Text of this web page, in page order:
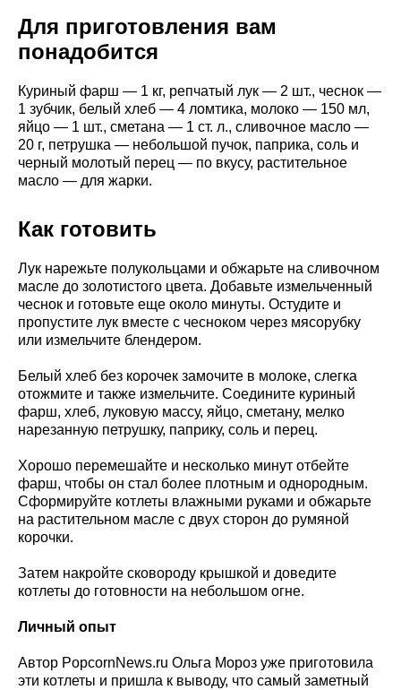
Для приготовления вам
понадобится
Куриный фарш — 1 кг, репчатый лук — 2 шт., чеснок —
1 зубчик, белый хлеб — 4 ломтика, молоко — 150 мл,
яйцо — 1 шт., сметана — 1 ст. л., сливочное масло —
20 г, петрушка — небольшой пучок, паприка, соль и
черный молотый перец — по вкусу, растительное
масло — для жарки.
Как готовить
Лук нарежьте полукольцами и обжарьте на сливочном
масле до золотистого цвета. Добавьте измельченный
чеснок и готовьте еще около минуты. Остудите и
пропустите лук вместе с чесноком через мясорубку
или измельчите блендером.
Белый хлеб без корочек замочите в молоке, слегка
отожмите и также измельчите. Соедините куриный
фарш, хлеб, луковую массу, яйцо, сметану, мелко
нарезанную петрушку, паприку, соль и перец.
Хорошо перемешайте и несколько минут отбейте
фарш, чтобы он стал более плотным и однородным.
Сформируйте котлеты влажными руками и обжарьте
на растительном масле с двух сторон до румяной
корочки.
Затем накройте сковороду крышкой и доведите
котлеты до готовности на небольшом огне.
Личный опыт
Автор PopcornNews.ru Ольга Мороз уже приготовила
эти котлеты и пришла к выводу, что самый заметный